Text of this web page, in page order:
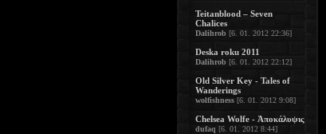
Teitanblood – Seven
Chalices
Dalihrob [6. 01. 2012 22:36]
Deska roku 2011
Dalihrob [6. 01. 2012 22:12]
Old Silver Key - Tales of
Wanderings
wolfishness [6. 01. 2012 9:08]
Chelsea Wolfe - Ἀποκάλυψις
dufaq [6. 01. 2012 8:44]